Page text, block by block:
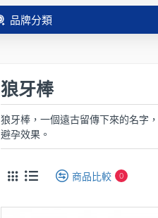
品牌分類
狼牙棒
狼牙棒，一個遠古留傳下來的名字
避孕效果。
商品比較 0